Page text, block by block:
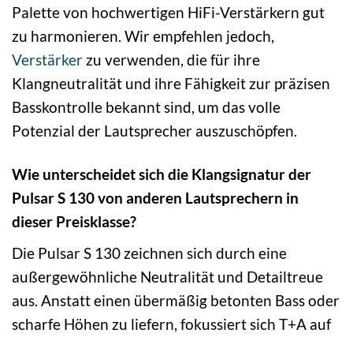
Palette von hochwertigen HiFi-Verstärkern gut
zu harmonieren. Wir empfehlen jedoch,
Verstärker zu verwenden, die für ihre
Klangneutralität und ihre Fähigkeit zur präzisen
Basskontrolle bekannt sind, um das volle
Potenzial der Lautsprecher auszuschöpfen.
Wie unterscheidet sich die Klangsignatur der
Pulsar S 130 von anderen Lautsprechern in
dieser Preisklasse?
Die Pulsar S 130 zeichnen sich durch eine
außergewöhnliche Neutralität und Detailtreue
aus. Anstatt einen übermäßig betonten Bass oder
scharfe Höhen zu liefern, fokussiert sich T+A auf